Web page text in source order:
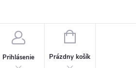
Prihlásenie
NÁKUPNÝ
Prázdny košík